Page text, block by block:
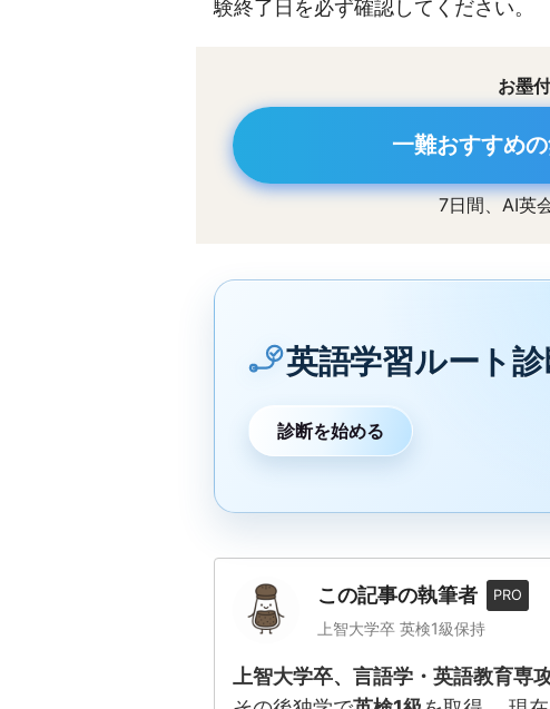
験終了日を必ず確認してください。
お墨
一難おすすめ
7日間、AI英
英語学習ルート
診断を始める
この記事の執筆者 PRO
上智大学卒 英検1級保持
上智大学卒、言語学・英語教育専